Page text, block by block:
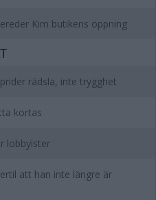
Kim butikens öppning
rädsla, inte trygghet
kortas
lobbyister
att han inte längre är